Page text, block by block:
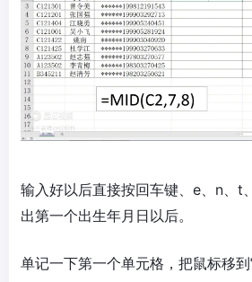
输入好以后直接按回车键、e、n、t
出第一个出生年月日以后。
单记一下第一个单元格，把鼠标移